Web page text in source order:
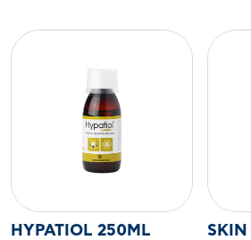
HYPATIOL 250ML
SKIN